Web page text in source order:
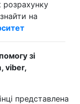
розрахунку
на
зі
viber,
представлена